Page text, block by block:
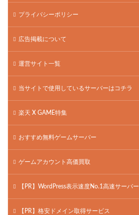
プライバシーポリシー
広告掲載について
運営サイト一覧
当サイトで使用しているサーバーはコチラ
楽天 X GAME特集
おすすめ無料ゲームサーバー
ゲームアカウント高価買取
【PR】WordPress表示速度No.1高速サーバー
【PR】格安ドメイン取得サービス